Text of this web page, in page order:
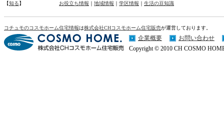
【知る】 お役立ち情報 ｜ 地域情報 ｜ 学区情報 ｜ 生活の豆知識
コチュモのコスモホーム住宅情報は株式会社CHコスモホーム住宅販売が運営しております。
企業概要
お問い合わせ
Copyright © 2010 CH COSMO